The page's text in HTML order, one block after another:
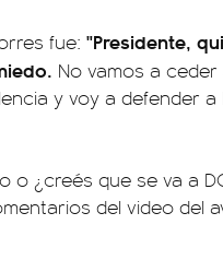
fue: "Presidente,
No vamos a
y voy a defender
o ¿creés que se va a
del video del